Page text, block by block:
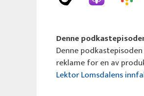
Denne
Denne
reklame for en av
Lektor Lomsdalens